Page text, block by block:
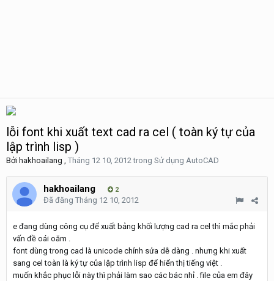
lỗi font khi xuất text cad ra cel ( toàn ký tự của
lập trình lisp )
Bởi hakhoailang , Tháng 12 10, 2012trong Sử dụng AutoCAD
hakhoailang 2
Đã đăng Tháng 12 10, 2012
e đang dùng công cụ để xuất bảng khối lượng cad ra cel thì mắc phải
vấn đề oái oăm .
font dùng trong cad là unicode chỉnh sửa dễ dàng . nhưng khi xuất
sang cel toàn là ký tự của lập trình lisp để hiển thị tiếng việt .
muốn khắc phục lỗi này thì phải làm sao các bác nhỉ . file của em đây